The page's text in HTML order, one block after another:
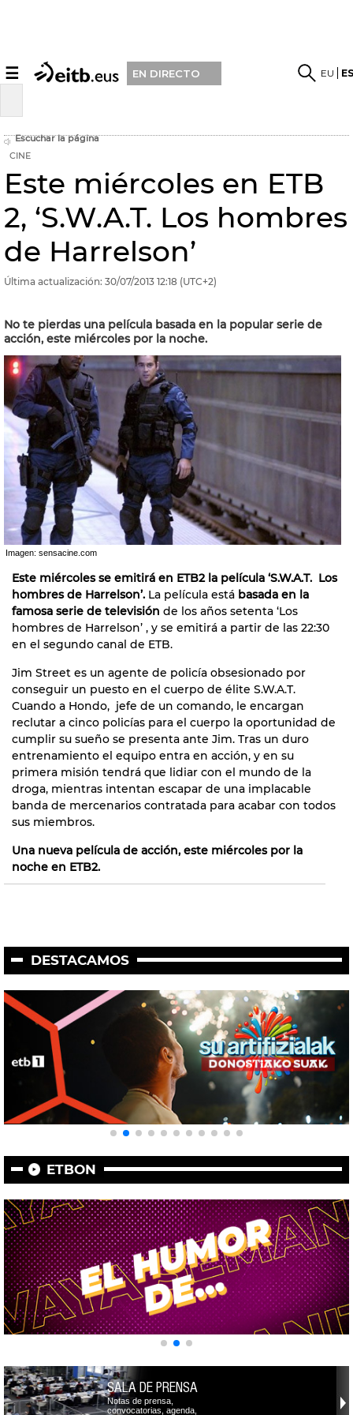
☰ EN DIRECTO EU
Escuchar la página
CINE
Este miércoles en ETB
2, ‘S.W.A.T. Los hombres
de Harrelson’
Última actualización: 30/07/2013 12:18 (UTC+2)
No te pierdas una película basada en la popular serie de
acción, este miércoles por la noche.
Imagen: sensacine.com
Este miércoles se emitirá en ETB2 la película ‘S.W.A.T. Los
hombres de Harrelson’. La película está basada en la
famosa serie de televisión de los años setenta ‘Los
hombres de Harrelson’ , y se emitirá a partir de las 22:30
en el segundo canal de ETB.
Jim Street es un agente de policía obsesionado por
conseguir un puesto en el cuerpo de élite S.W.A.T.
Cuando a Hondo, jefe de un comando, le encargan
reclutar a cinco policías para el cuerpo la oportunidad de
cumplir su sueño se presenta ante Jim. Tras un duro
entrenamiento el equipo entra en acción, y en su
primera misión tendrá que lidiar con el mundo de la
droga, mientras intentan escapar de una implacable
banda de mercenarios contratada para acabar con todos
sus miembros.
Una nueva película de acción, este miércoles por la
noche en ETB2.
DESTACAMOS
ETBON
SALA DE PRENSA
Notas de prensa,
convocatorias, agenda,